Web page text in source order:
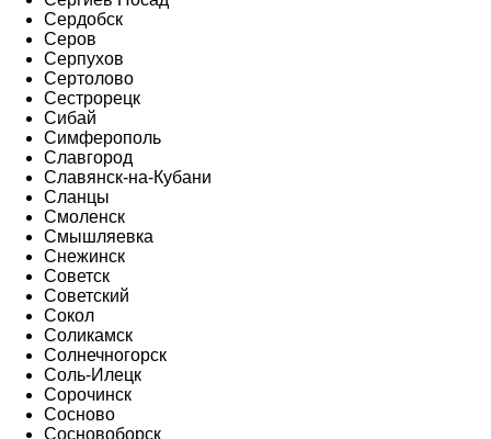
Сердобск
Серов
Серпухов
Сертолово
Сестрорецк
Сибай
Симферополь
Славгород
Славянск-на-Кубани
Сланцы
Смоленск
Смышляевка
Снежинск
Советск
Советский
Сокол
Соликамск
Солнечногорск
Соль-Илецк
Сорочинск
Сосново
Сосновоборск